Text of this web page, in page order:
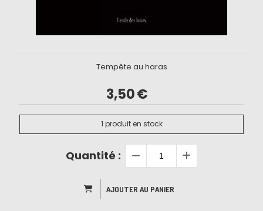
Tempête au haras
3,50€
1 produit en stock
Quantité :
AJOUTER AU PANIER